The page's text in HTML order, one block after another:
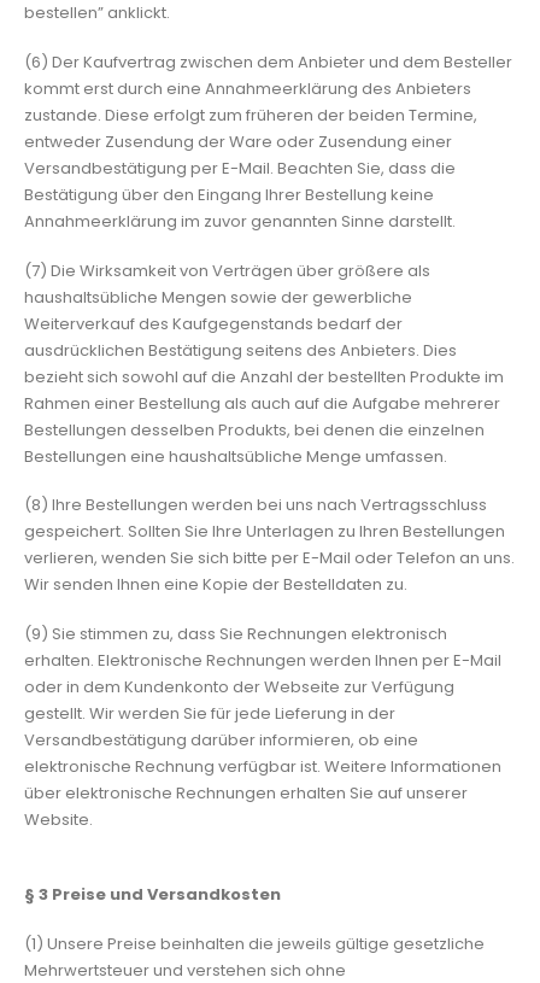
bestellen” anklickt.
(6) Der Kaufvertrag zwischen dem Anbieter und dem Besteller
kommt erst durch eine Annahmeerklärung des Anbieters
zustande. Diese erfolgt zum früheren der beiden Termine,
entweder Zusendung der Ware oder Zusendung einer
Versandbestätigung per E-Mail. Beachten Sie, dass die
Bestätigung über den Eingang Ihrer Bestellung keine
Annahmeerklärung im zuvor genannten Sinne darstellt.
(7) Die Wirksamkeit von Verträgen über größere als
haushaltsübliche Mengen sowie der gewerbliche
Weiterverkauf des Kaufgegenstands bedarf der
ausdrücklichen Bestätigung seitens des Anbieters. Dies
bezieht sich sowohl auf die Anzahl der bestellten Produkte im
Rahmen einer Bestellung als auch auf die Aufgabe mehrerer
Bestellungen desselben Produkts, bei denen die einzelnen
Bestellungen eine haushaltsübliche Menge umfassen.
(8) Ihre Bestellungen werden bei uns nach Vertragsschluss
gespeichert. Sollten Sie Ihre Unterlagen zu Ihren Bestellungen
verlieren, wenden Sie sich bitte per E-Mail oder Telefon an uns.
Wir senden Ihnen eine Kopie der Bestelldaten zu.
(9) Sie stimmen zu, dass Sie Rechnungen elektronisch
erhalten. Elektronische Rechnungen werden Ihnen per E-Mail
oder in dem Kundenkonto der Webseite zur Verfügung
gestellt. Wir werden Sie für jede Lieferung in der
Versandbestätigung darüber informieren, ob eine
elektronische Rechnung verfügbar ist. Weitere Informationen
über elektronische Rechnungen erhalten Sie auf unserer
Website.
§ 3 Preise und Versandkosten
(1) Unsere Preise beinhalten die jeweils gültige gesetzliche
Mehrwertsteuer und verstehen sich ohne